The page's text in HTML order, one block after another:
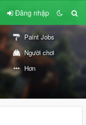
Đăng nhập
Paint Jobs
Người chơi
Hơn